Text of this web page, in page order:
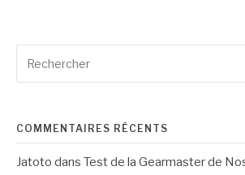
pour
COMMENTAIRES RÉCENTS
Jatoto dans Test de la Gearmaster de